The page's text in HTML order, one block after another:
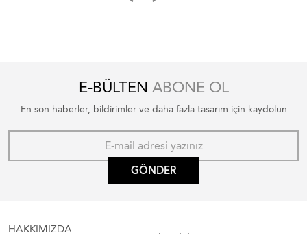
E-BÜLTEN ABONE OL
En son haberler, bildirimler ve daha fazla tasarım için kaydolun
GÖNDER
HAKKIMIZDA